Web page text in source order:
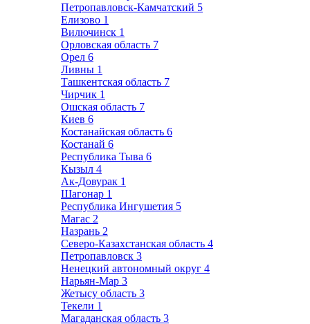
Петропавловск-Камчатский 5
Елизово 1
Вилючинск 1
Орловская область 7
Орел 6
Ливны 1
Ташкентская область 7
Чирчик 1
Ошская область 7
Киев 6
Костанайская область 6
Костанай 6
Республика Тыва 6
Кызыл 4
Ак-Довурак 1
Шагонар 1
Республика Ингушетия 5
Магас 2
Назрань 2
Северо-Казахстанская область 4
Петропавловск 3
Ненецкий автономный округ 4
Нарьян-Мар 3
Жетысу область 3
Текели 1
Магаданская область 3